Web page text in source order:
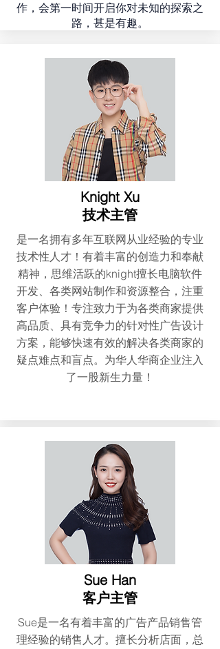
作，会第一时间开启你对未知的探索之
路，甚是有趣。
Knight Xu
​技术主管
是一名拥有多年互联网从业经验的专业
技术性人才！有着丰富的创造力和奉献
精神，思维活跃的knight擅长电脑软件
开发、各类网站制作和资源整合，注重
客户体验！专注致力于为各类商家提供
高品质、具有竞争力的针对性广告设计
方案，能够快速有效的解决各类商家的
疑点难点和盲点。为华人华商企业注入
了一股新生力量！
Sue Han
客户主管
Sue是一名有着丰富的广告产品销售管
理经验的销售人才。擅长分析店面，总